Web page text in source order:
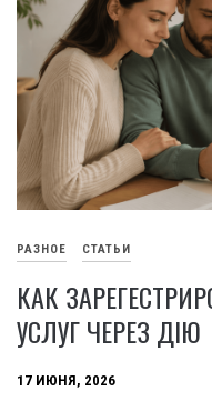
РАЗНОЕ СТАТЬИ
КАК
УСЛУГ ЧЕРЕЗ ДІЮ
17 ИЮНЯ, 2026